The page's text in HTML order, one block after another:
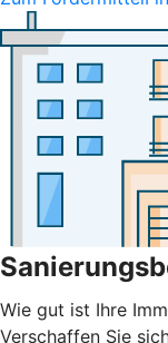
Wie gut ist Ihre
Verschaffen Sie